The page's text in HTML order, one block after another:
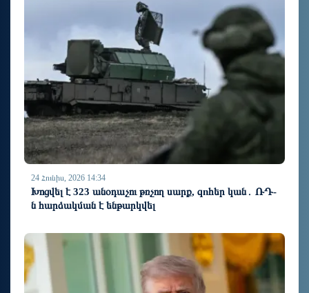
24 Հունիս, 2026 14:34
Խոցվել է 323 անօդաչու թռչող սարք, զnհեր կան․ ՌԴ-
ն հարձակման է ենթարկվել